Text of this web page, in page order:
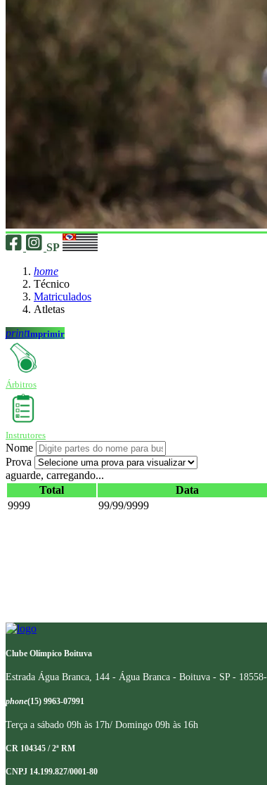
SP
home
Técnico
Matriculados
Atletas
printImprimir
Árbitros
Instrutores
Nome
Prova
aguarde, carregando...
Total
Data
9999
99/99/9999
Clube Olímpico Boituva
Estrada Água Branca, 144 - Água Branca - Boituva - SP -
phone(15) 9963-07991
Terça a sábado 09h às 17h/ Domingo 09h às 16h
CR 104345 / 2ª RM
CNPJ 14.199.827/0001-80